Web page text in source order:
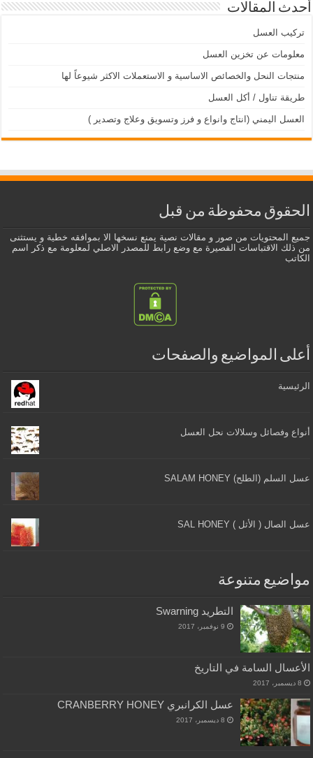
أحدث المقالات
تركيب العسل
معلومات عن تخزين العسل
منتجات النحل والخصائص الاساسية و الاستعملات الاكثر شيوعاً لها
طريقة تناول / أكل العسل
العسل اليمني (انتاج وانواع و فرز وتسويق وعلاج وتصدير )
الحقوق محفوظة من قبل
جميع المحتويات من صور و مقالات نصية يمنع نسخها الا بموافقه خطية و يستثنى
من ذلك الاقتباسات القصيرة مع وضع رابط للمصدر الاصلي لمعلومة مع ذكر اسم
الكاتب
أعلى المواضيع والصفحات
الرئيسية
أنواع وفصائل وسلالات نحل العسل
عسل السلم (الطلح) SALAM HONEY
عسل الصال ( الأثل ) SAL HONEY
مواضيع متنوعة
التطريد Swarning
9 نوفمبر، 2017
الأعسال السامة في التاريخ
8 ديسمبر، 2017
عسل الكرانبري CRANBERRY HONEY
8 ديسمبر، 2017